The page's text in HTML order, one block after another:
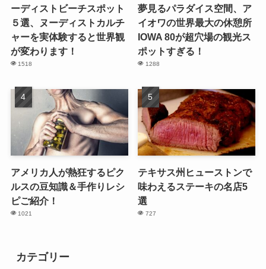
ーディストビーチスポット
５選、ヌーディストカルチ
ャーを実体験すると世界観
が変わります！
1518
夢見るパラダイス空間、ア
イオワの世界最大の休憩所
IOWA 80が超穴場の観光ス
ポットすぎる！
1288
アメリカ人が熱狂するピク
ルスの豆知識＆手作りレシ
ピご紹介！
1021
テキサス州ヒューストンで
味わえるステーキの名店5
選
727
カテゴリー